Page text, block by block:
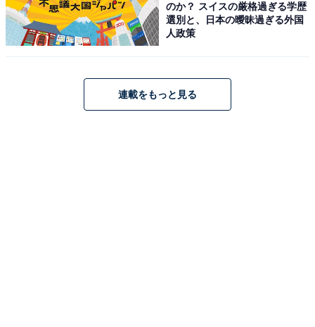
のか？ スイスの厳格過ぎる学歴
選別と、日本の曖昧過ぎる外国
人政策
連載をもっと見る